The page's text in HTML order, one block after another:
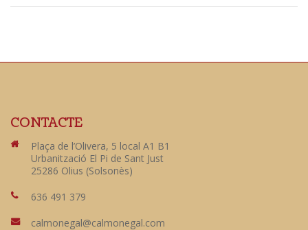
CONTACTE
Plaça de l’Olivera, 5 local A1 B1
Urbanització El Pi de Sant Just
25286 Olius (Solsonès)
636 491 379
calmonegal@calmonegal.com